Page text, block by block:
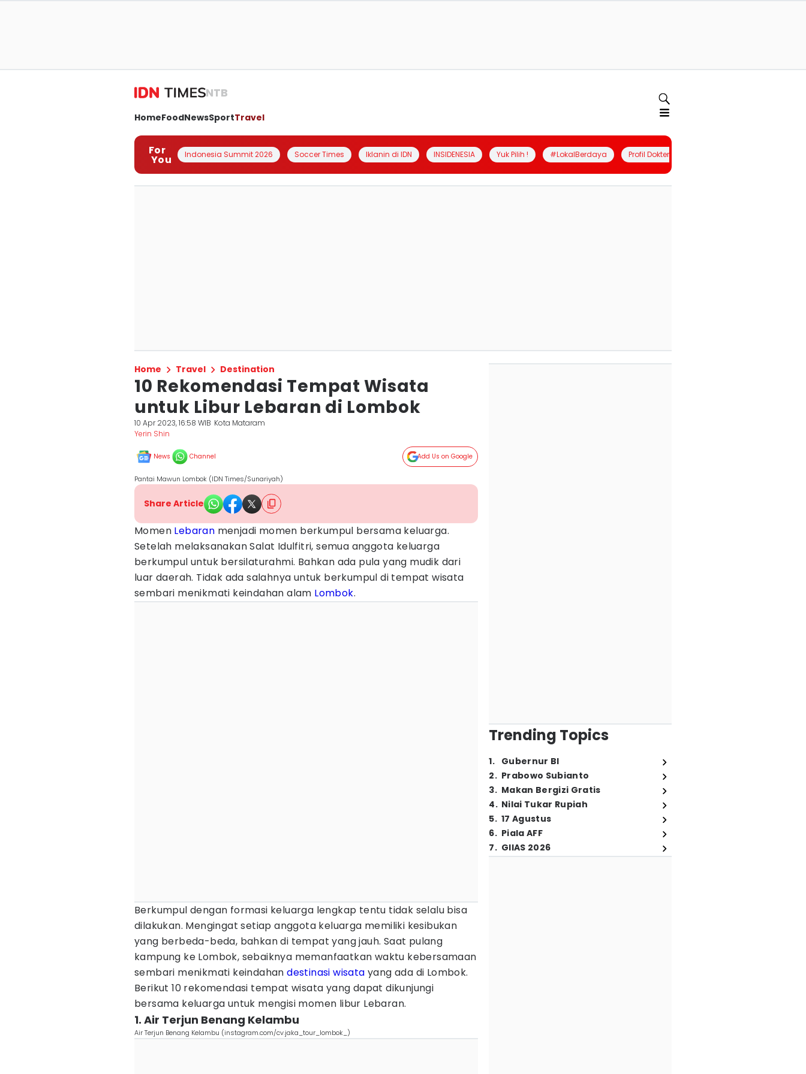
NTB
HomeFoodNewsSportTravel
For
You Indonesia Summit 2026 Soccer Times Iklanin di IDN INSIDENESIA Yuk Pilih ! #LokalBerdaya Profil Dokter
Home Travel Destination
10 Rekomendasi Tempat Wisata
untuk Libur Lebaran di Lombok
10 Apr 2023, 16:58 WIB Kota Mataram
Yerin Shin
News Channel Add Us on Google
Pantai Mawun Lombok (IDN Times/Sunariyah)
Share Article
Momen Lebaran menjadi momen berkumpul bersama keluarga.
Setelah melaksanakan Salat Idulfitri, semua anggota keluarga
berkumpul untuk bersilaturahmi. Bahkan ada pula yang mudik dari
luar daerah. Tidak ada salahnya untuk berkumpul di tempat wisata
sembari menikmati keindahan alam Lombok.
Berkumpul dengan formasi keluarga lengkap tentu tidak selalu bisa
dilakukan. Mengingat setiap anggota keluarga memiliki kesibukan
yang berbeda-beda, bahkan di tempat yang jauh. Saat pulang
kampung ke Lombok, sebaiknya memanfaatkan waktu kebersamaan
sembari menikmati keindahandestinasi wisata yang ada di Lombok.
Berikut 10 rekomendasi tempat wisata yang dapat dikunjungi
bersama keluarga untuk mengisi momen libur Lebaran.
1. Air Terjun Benang Kelambu
Air Terjun Benang Kelambu (instagram.com/cv.jaka_tour_lombok_)
Trending Topics
1. Gubernur BI
2. Prabowo Subianto
3. Makan Bergizi Gratis
4. Nilai Tukar Rupiah
5. 17 Agustus
6. Piala AFF
7. GIIAS 2026